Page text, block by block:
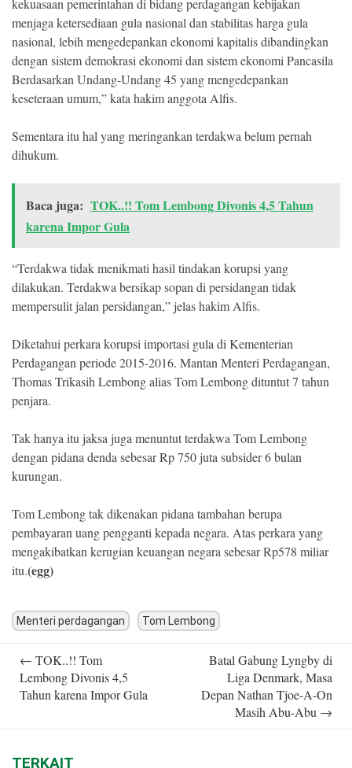
kekuasaan pemerintahan di bidang perdagangan kebijakan
menjaga ketersediaan gula nasional dan stabilitas harga gula
nasional, lebih mengedepankan ekonomi kapitalis dibandingkan
dengan sistem demokrasi ekonomi dan sistem ekonomi Pancasila
Berdasarkan Undang-Undang 45 yang mengedepankan
keseteraan umum,” kata hakim anggota Alfis.
Sementara itu hal yang meringankan terdakwa belum pernah
dihukum.
Baca juga: TOK..!! Tom Lembong Divonis 4,5 Tahun
karena Impor Gula
“Terdakwa tidak menikmati hasil tindakan korupsi yang
dilakukan. Terdakwa bersikap sopan di persidangan tidak
mempersulit jalan persidangan,” jelas hakim Alfis.
Diketahui perkara korupsi importasi gula di Kementerian
Perdagangan periode 2015-2016. Mantan Menteri Perdagangan,
Thomas Trikasih Lembong alias Tom Lembong dituntut 7 tahun
penjara.
Tak hanya itu jaksa juga menuntut terdakwa Tom Lembong
dengan pidana denda sebesar Rp 750 juta subsider 6 bulan
kurungan.
Tom Lembong tak dikenakan pidana tambahan berupa
pembayaran uang pengganti kepada negara. Atas perkara yang
mengakibatkan kerugian keuangan negara sebesar Rp578 miliar
itu.(egg)
Menteri perdagangan Tom Lembong
navigation
← TOK..!! Tom
Lembong Divonis 4,5
Tahun karena Impor Gula
Batal Gabung Lyngby di
Liga Denmark, Masa
Depan Nathan Tjoe-A-On
Masih Abu-Abu →
TERKAIT